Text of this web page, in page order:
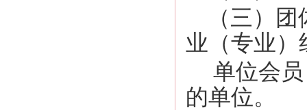
（三）团
业（专业）
单位会员
的单位。